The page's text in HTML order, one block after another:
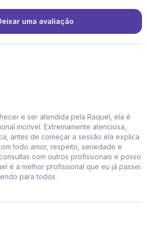
uma avaliação
e ser atendida pela Raquel, ela é
incrível. Extremamente atenciosa,
antes de começar a sessão ela explica
todo amor, respeito, seriedade e
com outros profissionais e posso
é a melhor profissional que eu já passei.
para todos.